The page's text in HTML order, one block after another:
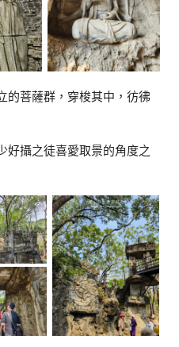
的菩薩群，穿梭其中，彷彿
好攝之徒喜愛取景的角度之